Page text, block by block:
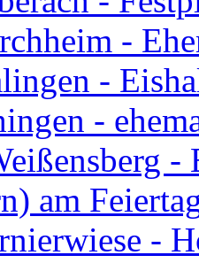
-
-
-
am
-